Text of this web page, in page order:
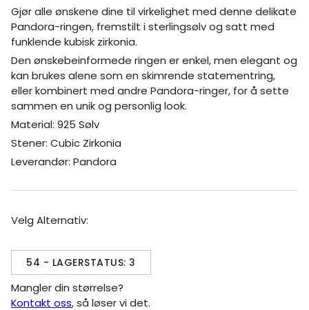
Gjør alle ønskene dine til virkelighet med denne delikate
Pandora-ringen, fremstilt i sterlingsølv og satt med
funklende kubisk zirkonia.
Den ønskebeinformede ringen er enkel, men elegant og
kan brukes alene som en skimrende statementring,
eller kombinert med andre Pandora-ringer, for å sette
sammen en unik og personlig look.
Material: 925 Sølv
Stener: Cubic Zirkonia
Leverandør: Pandora
Velg Alternativ:
54 - LAGERSTATUS: 3
Mangler din størrelse?
Kontakt oss, så løser vi det.